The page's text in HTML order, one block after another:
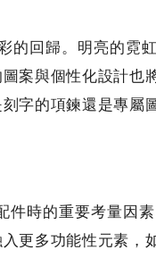
的回歸。明亮的霓
案與個性化設計也
字的項鍊還是專屬
時的重要考量因
更多功能性元素，